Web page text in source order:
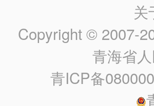
关
Copyright © 2007-
青海省
青ICP备